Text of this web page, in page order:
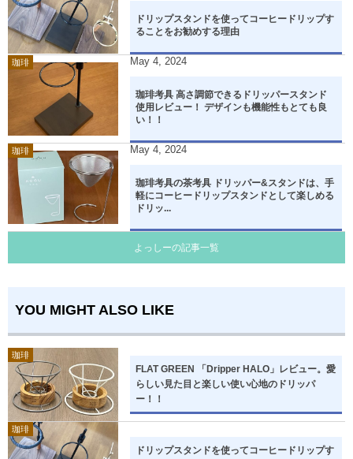
ドリップスタンドを使ってコーヒードリップす
ることをお勧めする理由
珈琲 May 4, 2024
珈琲考具 高さ調節できるドリッパースタンド
使用レビュー！ デザインも機能性もとても良
い！！
珈琲 May 4, 2024
珈琲考具の茶考具 ドリッパー&スタンドは、手
軽にコーヒードリップスタンドとして楽しめる
ドリッ...
よっしーの記事一覧
YOU MIGHT ALSO LIKE
珈琲
FLAT GREEN 「Dripper HALO」レビュー。愛
らしい見た目と楽しい使い心地のドリッパ
ー！！
珈琲
ドリップスタンドを使ってコーヒードリップす